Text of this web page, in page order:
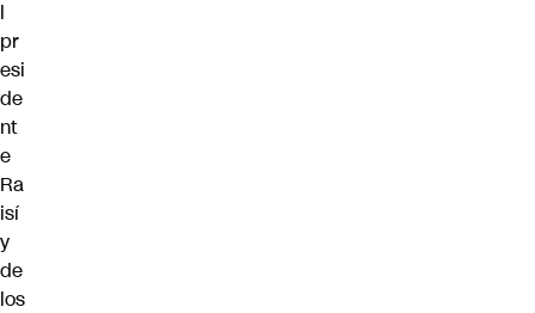
l
pr
esi
de
nt
e
Ra
isí
y
de
los